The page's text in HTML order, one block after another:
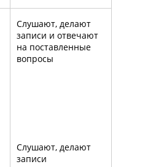
Слушают, делают
записи и отвечают
на поставленные
вопросы
Слушают, делают
записи